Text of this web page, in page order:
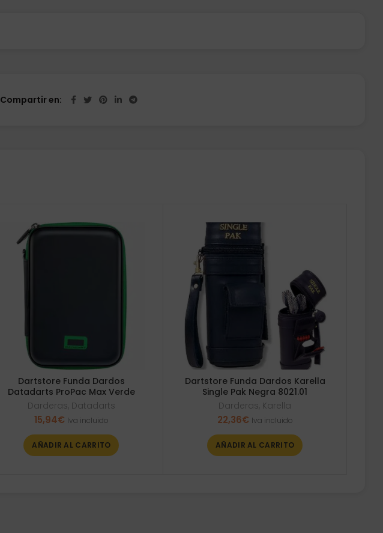
Compartir en
Dartstore Funda Dardos
Datadarts ProPac Max Verde
Darderas, Datadarts
15,94€ Iva incluido
AÑADIR AL CARRITO
Dartstore Funda Dardos Karella
Single Pak Negra 8021.01
Darderas, Karella
22,36€ Iva incluido
AÑADIR AL CARRITO